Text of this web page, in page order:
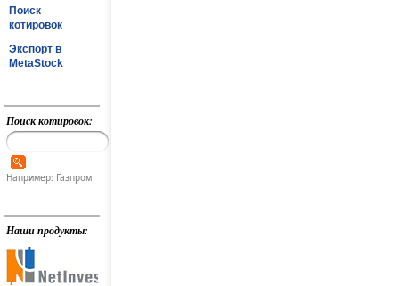
Поиск
котировок
Экспорт в
MetaStock
Поиск котировок:
Например: Газпром
Наши продукты: